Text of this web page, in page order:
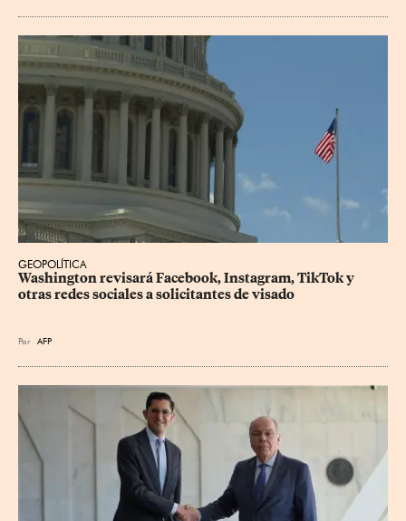
GEOPOLÍTICA
Washington revisará Facebook, Instagram, TikTok y
otras redes sociales a solicitantes de visado
Por AFP